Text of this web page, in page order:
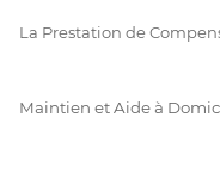
La Prestation de
Maintien et Aide à